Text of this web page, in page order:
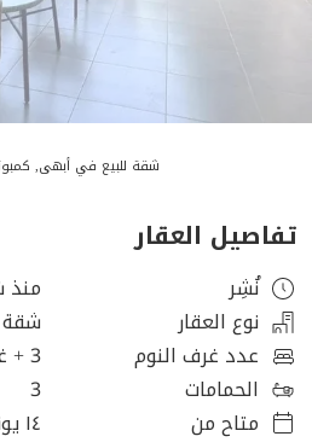
شقة للبيع في أبهى, كمبوندات 6
تفاصيل العقار
نُشِر
منذ
نوع العقار
شقة
عدد غرف النوم
3
+
الحمامات
3
متاح من
١٤ يونيو ٢٠٢٦